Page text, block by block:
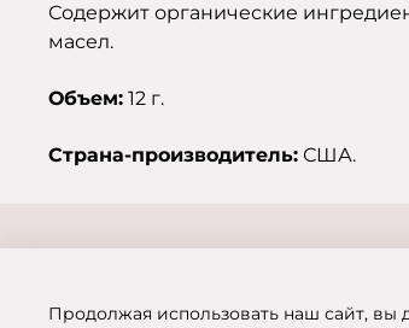
Содержит органические
масел.
Объем: 12 г.
Страна-производитель: США.
Продолжая использовать наш сайт, вы